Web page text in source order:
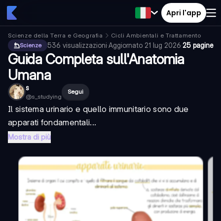
Apri l'app
Scienze della Terra e Geografia
Cicli Ambientali e Trattamento
Scienze
536 visualizzazioni·Aggiornato 21 lug 2026·25 pagine
Guida Completa sull'Anatomia
Umana
s
@s_studying
Segui
Il sistema urinario e quello immunitario sono due
apparati fondamentali...
Mostra di più